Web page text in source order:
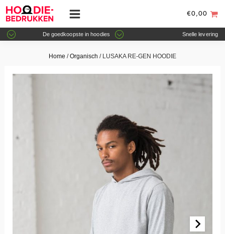
€0,00
De goedkoopste in hoodies Snelle levering
Home /Organisch / LUSAKA RE-GEN HOODIE